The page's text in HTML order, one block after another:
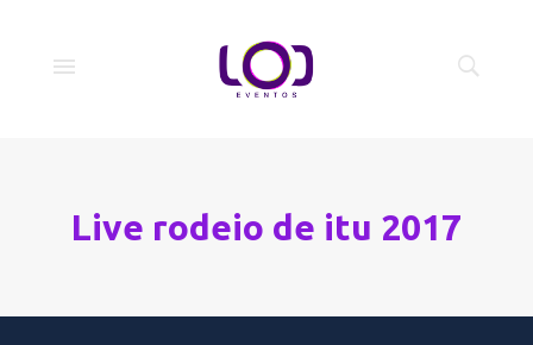
Live rodeio de itu 2017